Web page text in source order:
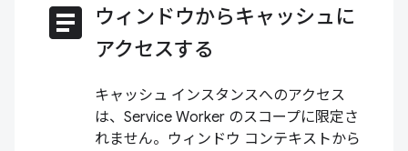
article ウィンドウからキャッシュに
アクセスする
キャッシュ インスタンスへのアクセス
は、Service Worker のスコープに限定さ
れません。ウィンドウ コンテキストから